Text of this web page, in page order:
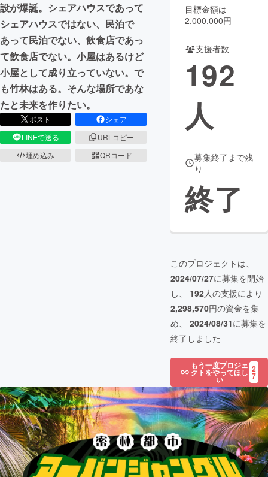
CAMPFIRE for Social Good
CAMPFIRE Creation
CAMPFIREふるさと納税
コミュニティ
設が爆誕。シェアハウスであって
シェアハウスではない、民泊で
あって民泊でない、飲食店であっ
て飲食店でない。小屋はあるけど
小屋として成り立っていない。で
も竹林はある。そんな場所であな
たと未来を作りたい。
ポスト
シェア
LINEで送る
URLコピー
埋め込み
QRコード
目標金額は
2,000,000円
支援者数
192
人
募集終了まで残
り
終了
このプロジェクトは、
2024/07/27に募集を開始
し、 192人の支援により
2,298,570円の資金を集
め、 2024/08/31に募集を
終了しました
もう一度プロジェ
クトをやってほし
い
2
7